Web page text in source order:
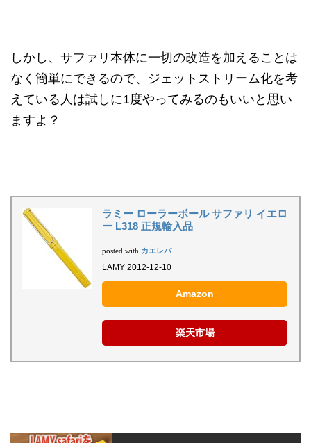
しかし、サファリ本体に一切の改造を加えることは
なく簡単にできるので、ジェットストリーム化を考
えている人は試しに1度やってみるのもいいと思い
ますよ？
ラミー ローラーボール サファリ イエロ
ー L318 正規輸入品
posted with カエレバ
LAMY 2012-12-10
Amazon
楽天市場